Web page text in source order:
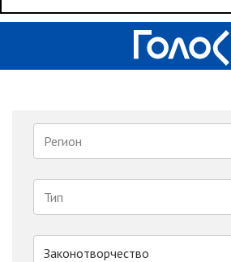
Регион
Тип
Законотворчество